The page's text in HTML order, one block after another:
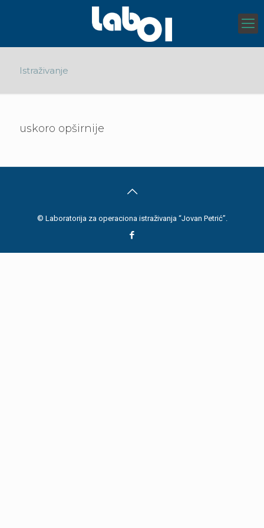
Istraživanje
uskoro opširnije
© Laboratorija za operaciona istraživanja “Jovan Petrić”.